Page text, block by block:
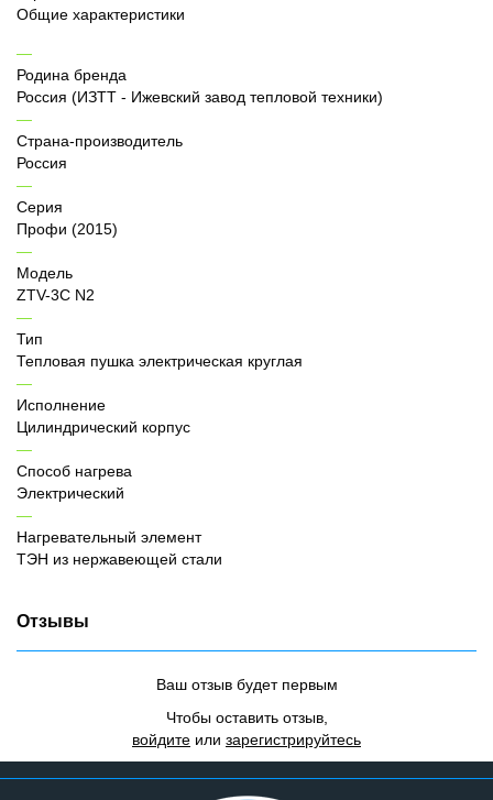
Общие характеристики
Родина бренда
Россия (ИЗТТ - Ижевский завод тепловой техники)
Страна-производитель
Россия
Серия
Профи (2015)
Модель
ZTV-3C N2
Тип
Тепловая пушка электрическая круглая
Исполнение
Цилиндрический корпус
Способ нагрева
Электрический
Нагревательный элемент
ТЭН из нержавеющей стали
Отзывы
Ваш отзыв будет первым
Чтобы оставить отзыв,
войдите или зарегистрируйтесь